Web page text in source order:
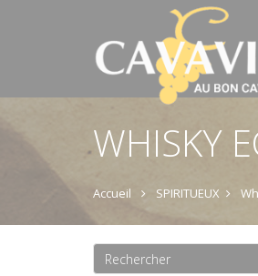
WHISKY
Accueil SPIRITUEUX